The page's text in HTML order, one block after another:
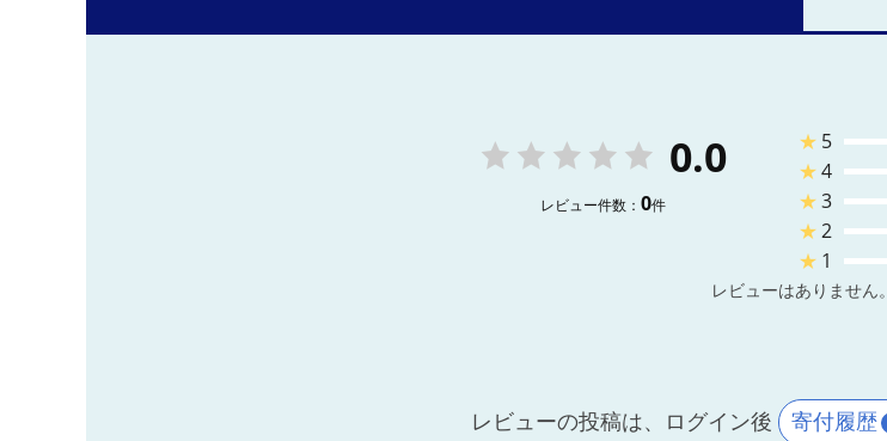
0.0
レビュー件数： 0件
★ 5
★4
★3
★2
★ 1
レビューはありません。
レビューの投稿は、ログイン後 寄付履歴